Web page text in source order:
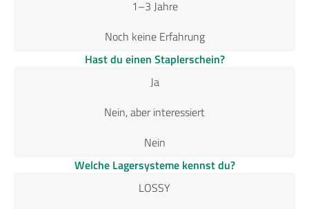
1–3 Jahre
Noch keine Erfahrung
Hast du einen Staplerschein?
Ja
Nein, aber interessiert
Nein
Welche Lagersysteme kennst du?
LOSSY